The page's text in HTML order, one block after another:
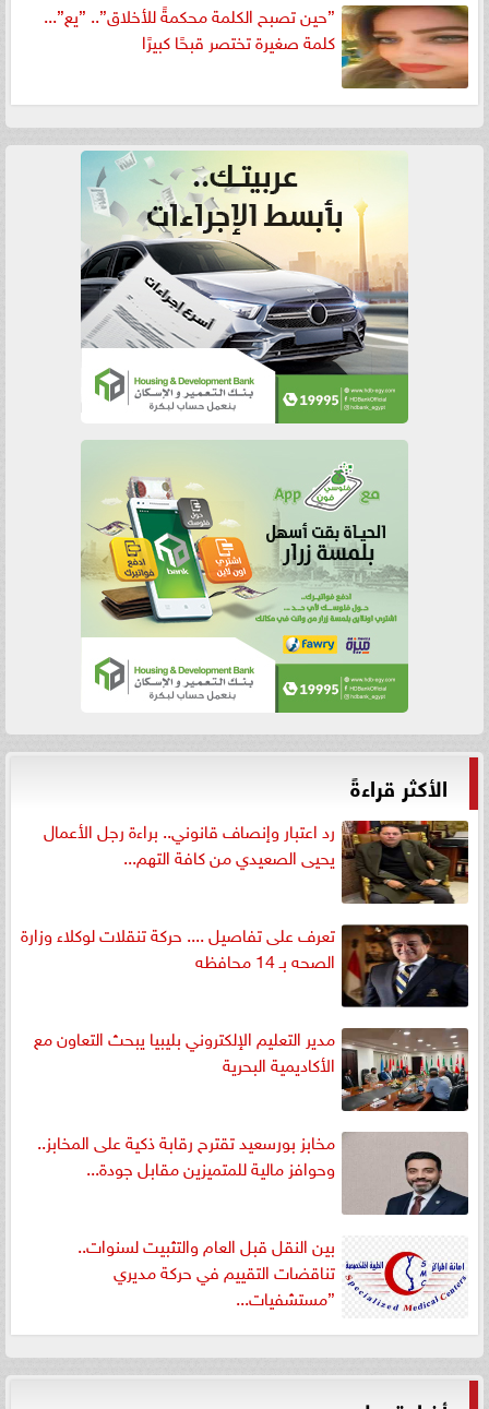
”حين تصبح الكلمة محكمةً للأخلاق”.. ”يع”...
كلمة صغيرة تختصر قبحًا كبيرًا
الأكثر قراءةً
رد اعتبار وإنصاف قانوني.. براءة رجل الأعمال
يحيى الصعيدي من كافة التهم...
تعرف على تفاصيل .... حركة تنقلات لوكلاء وزارة
الصحه بـ 14 محافظه
مدير التعليم الإلكتروني بليبيا يبحث التعاون مع
الأكاديمية البحرية
مخابز بورسعيد تقترح رقابة ذكية على المخابز..
وحوافز مالية للمتميزين مقابل جودة...
بين النقل قبل العام والتثبيت لسنوات..
تناقضات التقييم في حركة مديري
”مستشفيات...